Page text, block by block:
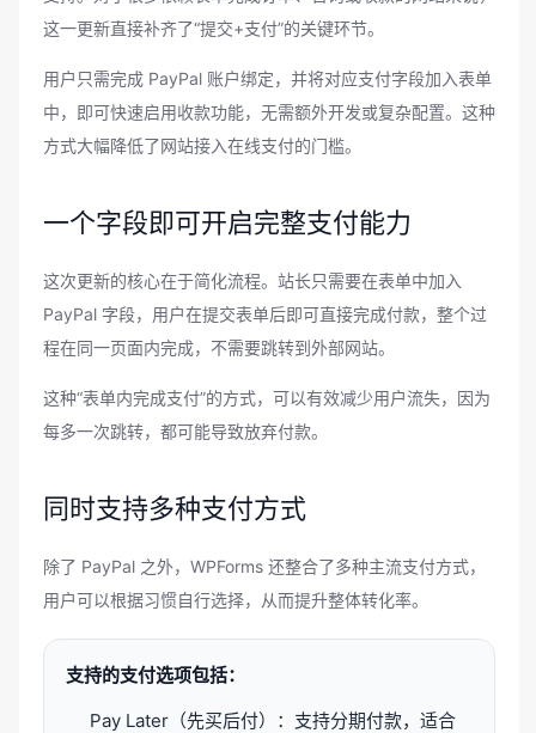
这一更新直接补齐了“提交+支付”的关键环节。
用户只需完成 PayPal 账户绑定，并将对应支付字段加入表单
中，即可快速启用收款功能，无需额外开发或复杂配置。这种
方式大幅降低了网站接入在线支付的门槛。
一个字段即可开启完整支付能力
这次更新的核心在于简化流程。站长只需要在表单中加入
PayPal 字段，用户在提交表单后即可直接完成付款，整个过
程在同一页面内完成，不需要跳转到外部网站。
这种“表单内完成支付”的方式，可以有效减少用户流失，因为
每多一次跳转，都可能导致放弃付款。
同时支持多种支付方式
除了 PayPal 之外，WPForms 还整合了多种主流支付方式，
用户可以根据习惯自行选择，从而提升整体转化率。
支持的支付选项包括：
Pay Later（先买后付）：支持分期付款，适合